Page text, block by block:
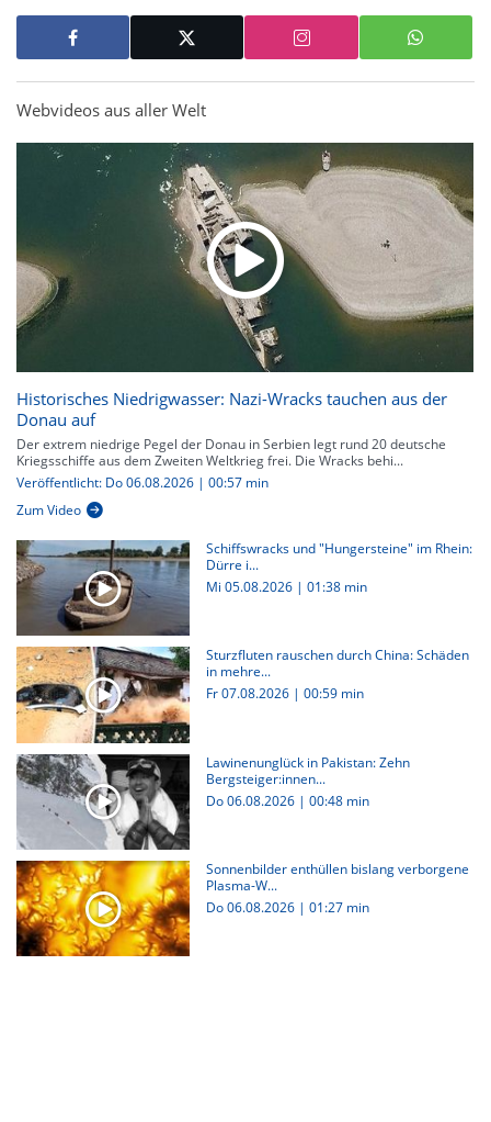
Webvideos aus aller Welt
Historisches Niedrigwasser: Nazi-Wracks tauchen aus der
Donau auf
Der extrem niedrige Pegel der Donau in Serbien legt rund 20 deutsche
Kriegsschiffe aus dem Zweiten Weltkrieg frei. Die Wracks behi...
Veröffentlicht: Do 06.08.2026 | 00:57 min
Zum Video
Schiffswracks und "Hungersteine" im Rhein:
Dürre i...
Mi 05.08.2026 | 01:38 min
Sturzfluten rauschen durch China: Schäden
in mehre...
Fr 07.08.2026 | 00:59 min
Lawinenunglück in Pakistan: Zehn
Bergsteiger:innen...
Do 06.08.2026 | 00:48 min
Sonnenbilder enthüllen bislang verborgene
Plasma-W...
Do 06.08.2026 | 01:27 min